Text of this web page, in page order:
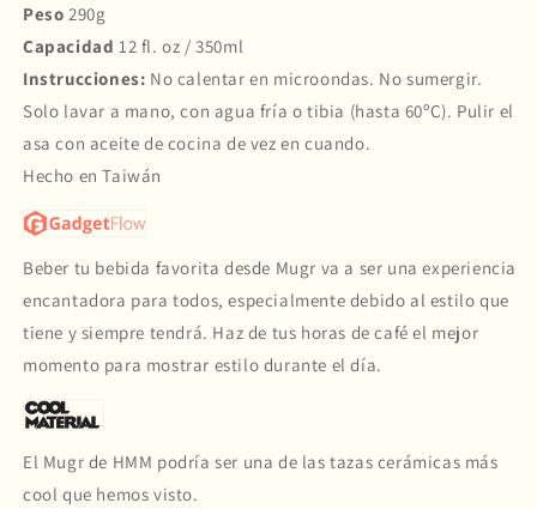
Peso 290g
Capacidad 12 fl. oz / 350ml
Instrucciones: No calentar en microondas. No sumergir.
Solo lavar a mano, con agua fría o tibia (hasta 60ºC). Pulir el
asa con aceite de cocina de vez en cuando.
Hecho en Taiwán
Beber tu bebida favorita desde Mugr va a ser una experiencia
encantadora para todos, especialmente debido al estilo que
tiene y siempre tendrá. Haz de tus horas de café el mejor
momento para mostrar estilo durante el día.
El Mugr de HMM podría ser una de las tazas cerámicas más
cool que hemos visto.